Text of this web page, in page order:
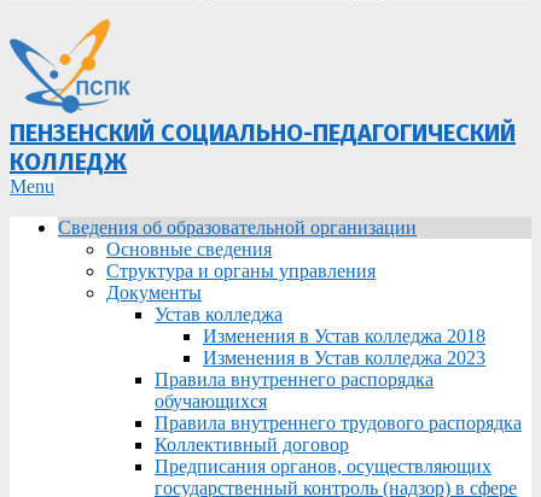
ПЕНЗЕНСКИЙ СОЦИАЛЬНО-ПЕДАГОГИЧЕСКИЙ
КОЛЛЕДЖ
Primary
Menu
Menu
Сведения об образовательной организации
Основные сведения
Структура и органы управления
Документы
Устав колледжа
Изменения в Устав колледжа 2018
Изменения в Устав колледжа 2023
Правила внутреннего распорядка
обучающихся
Правила внутреннего трудового распорядка
Коллективный договор
Предписания органов, осуществляющих
государственный контроль (надзор) в сфере